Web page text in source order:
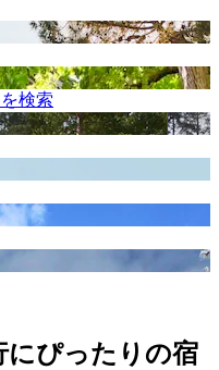
検索
にぴったりの宿